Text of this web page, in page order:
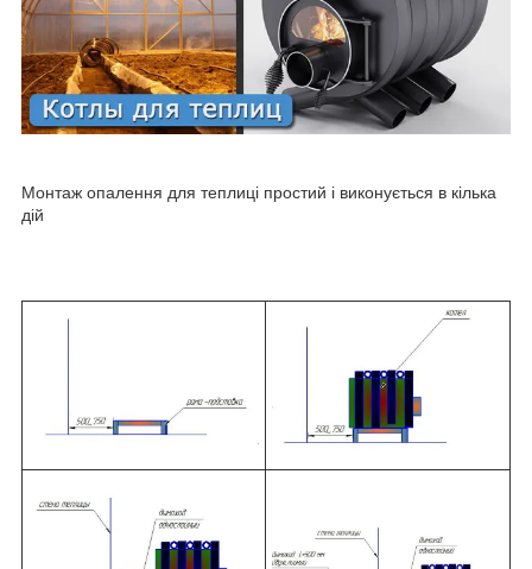
Монтаж опалення для теплиці простий і виконується в кілька
дій